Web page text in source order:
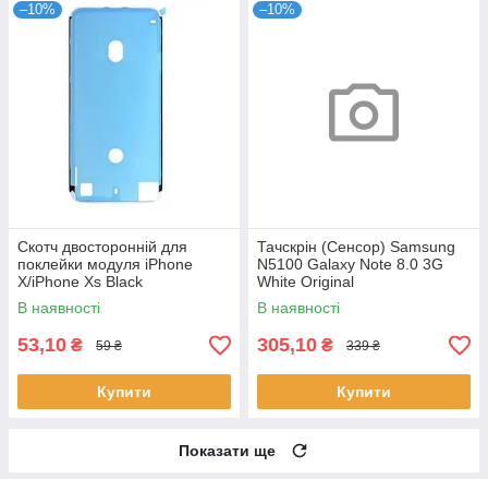
–10%
Скотч двосторонній для
поклейки модуля iPhone
X/iPhone Xs Black
В наявності
53,10 ₴ 59 ₴
Купити
–10%
Тачскрін (Сенсор) Samsung
N5100 Galaxy Note 8.0 3G
White Original
В наявності
305,10 ₴ 339 ₴
Купити
Показати ще